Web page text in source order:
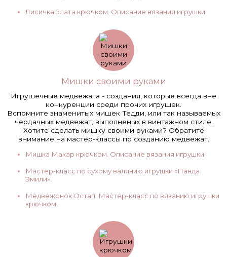
Лисичка Злата крючком. Описание вязания игрушки.
Мишки своими руками
Игрушечные медвежата - создания, которые всегда вне
конкуренции среди прочих игрушек.
Вспомните знаменитых мишек Тедди, или так называемых
чердачных медвежат, выполненых в винтажном стиле.
Хотите сделать мишку своими руками? Обратите
внимание на мастер-классы по созданию медвежат.
Мишка Макар крючком. Описание вязания игрушки.
Мастер-класс по сухому валянию игрушки «Панда
Эмили».
Медвежонок Остап. Мастер-класс по вязанию игрушки
крючком.